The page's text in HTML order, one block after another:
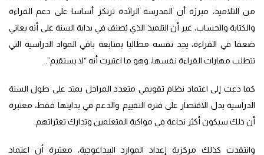
من التلاميذ، مبرزة أن المدرسة الرائدة ترتكز أساسا على دعم القراءة
والكتابة والحساب، غير أن التلميذ الذي يُصنف في بداية السنة على أنه يعاني
ضعفا في القراءة، يجد نفسه مطالبا بمتابعة باقي المواد الدراسية التي
تتطلب مهارات القراءة نفسها، وهو ما اعتبرت أنه “لا يستقيم”.
كما دعت إلى اعتماد نظام تقويمي متعدد المراحل يمتد على طول السنة
الدراسية بدل الاقتصار على فترة التقييم والدعم في بدايتها فقط، معتبرة
أن ذلك سيكون أكثر نجاعة في مواكبة المتعلمين وتدارك تعثراتهم.
وانتقدت كذلك مركزية إعداد الموارد البيداغوجية، معتبرة أن اعتماد